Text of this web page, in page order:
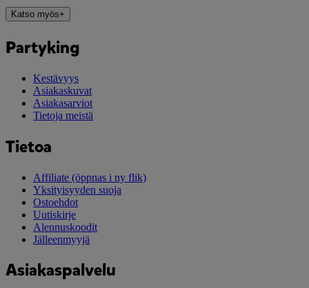
Katso myös+
Partyking
Kestävyys
Asiakaskuvat
Asiakasarviot
Tietoja meistä
Tietoa
Affiliate (öppnas i ny flik)
Yksityisyyden suoja
Ostoehdot
Uutiskirje
Alennuskoodit
Jälleenmyyjä
Asiakaspalvelu